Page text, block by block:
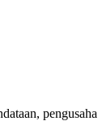
pengusaha